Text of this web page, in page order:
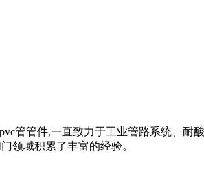
管管件,一直致力于工业管路系统、耐
领域积累了丰富的经验。